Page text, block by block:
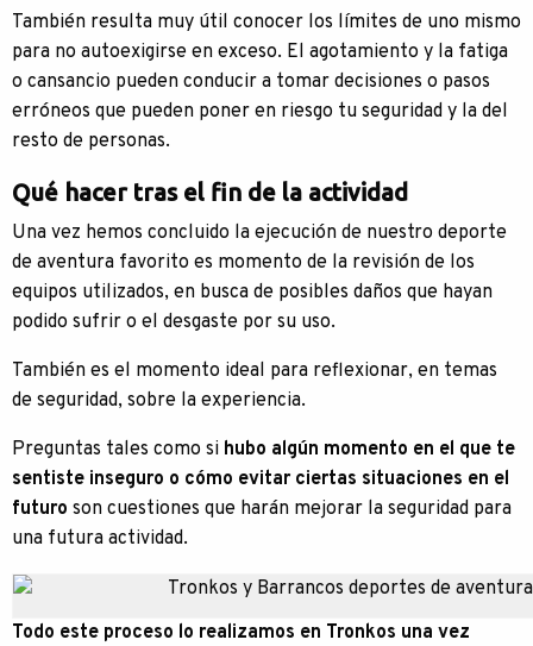
También resulta muy útil conocer los límites de uno mismo
para no autoexigirse en exceso. El agotamiento y la fatiga
o cansancio pueden conducir a tomar decisiones o pasos
erróneos que pueden poner en riesgo tu seguridad y la del
resto de personas.
Qué hacer tras el fin de la actividad
Una vez hemos concluido la ejecución de nuestro deporte
de aventura favorito es momento de la revisión de los
equipos utilizados, en busca de posibles daños que hayan
podido sufrir o el desgaste por su uso.
También es el momento ideal para reflexionar, en temas
de seguridad, sobre la experiencia.
Preguntas tales como si hubo algún momento en el que te
sentiste inseguro o cómo evitar ciertas situaciones en el
futuro son cuestiones que harán mejorar la seguridad para
una futura actividad.
Todo este proceso lo realizamos en Tronkos una vez